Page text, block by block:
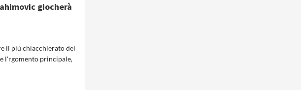
giocherà
il più chiacchierato dei
l'rgomento principale,